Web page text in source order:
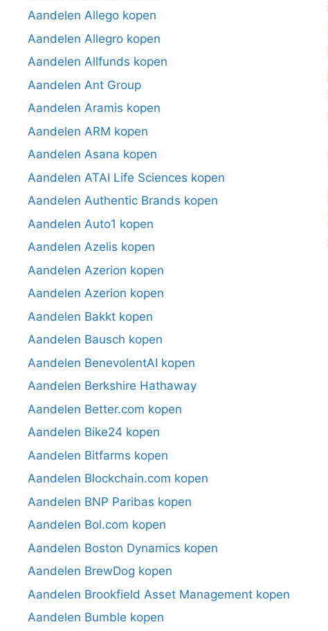
Aandelen Allego kopen
Aandelen Allegro kopen
Aandelen Allfunds kopen
Aandelen Ant Group
Aandelen Aramis kopen
Aandelen ARM kopen
Aandelen Asana kopen
Aandelen ATAI Life Sciences kopen
Aandelen Authentic Brands kopen
Aandelen Auto1 kopen
Aandelen Azelis kopen
Aandelen Azerion kopen
Aandelen Azerion kopen
Aandelen Bakkt kopen
Aandelen Bausch kopen
Aandelen BenevolentAI kopen
Aandelen Berkshire Hathaway
Aandelen Better.com kopen
Aandelen Bike24 kopen
Aandelen Bitfarms kopen
Aandelen Blockchain.com kopen
Aandelen BNP Paribas kopen
Aandelen Bol.com kopen
Aandelen Boston Dynamics kopen
Aandelen BrewDog kopen
Aandelen Brookfield Asset Management kopen
Aandelen Bumble kopen